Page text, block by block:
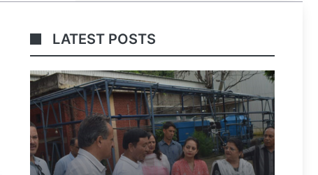
LATEST POSTS